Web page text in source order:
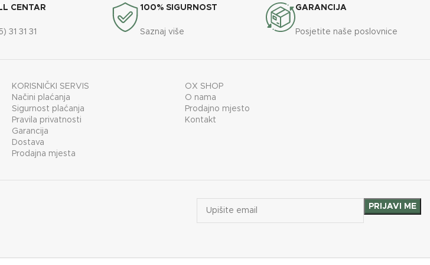
CENTAR
31 31 31
100% SIGURNOST
Saznaj više
GARANCIJA
Posjetite naše poslovnice
KORISNIČKI SERVIS
Načini plaćanja
Sigurnost plaćanja
Pravila privatnosti
Garancija
Dostava
Prodajna mjesta
OX SHOP
O nama
Prodajno mjesto
Kontakt